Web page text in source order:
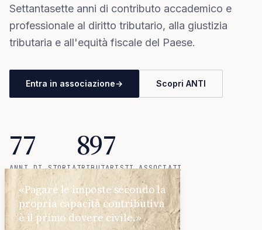
Settantasette anni di contributo accademico e
professionale al diritto tributario, alla giustizia
tributaria e all'equità fiscale del Paese.
Entra in associazione→ Scopri ANTI
77
ANNI DI STORIA
897
TRIBUTARISTI ASSOCIATI
18
SEZIONI REGIONALI
«Pagare le imposte secondo la
propria capacità contributiva
è il primo dovere civile.»